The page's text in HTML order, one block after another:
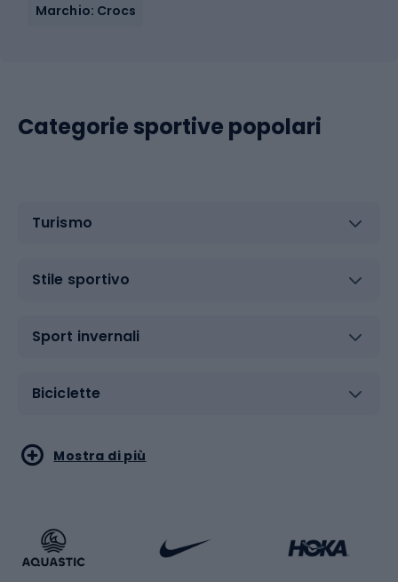
Marchio: Crocs
Categorie sportive popolari
Turismo
Stile sportivo
Sport invernali
Biciclette
Sport acquatici
Bikepacking
Sport di arti marziali
Sport con le racchette
Mostra di più